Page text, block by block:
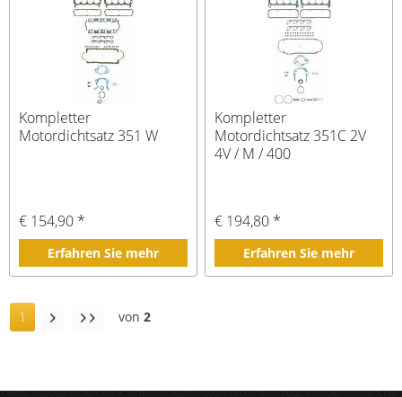
Kompletter
Motordichtsatz 351 W
€ 154,90 *
Erfahren Sie mehr
Kompletter
Motordichtsatz 351C 2V
4V / M / 400
€ 194,80 *
Erfahren Sie mehr
1 von 2